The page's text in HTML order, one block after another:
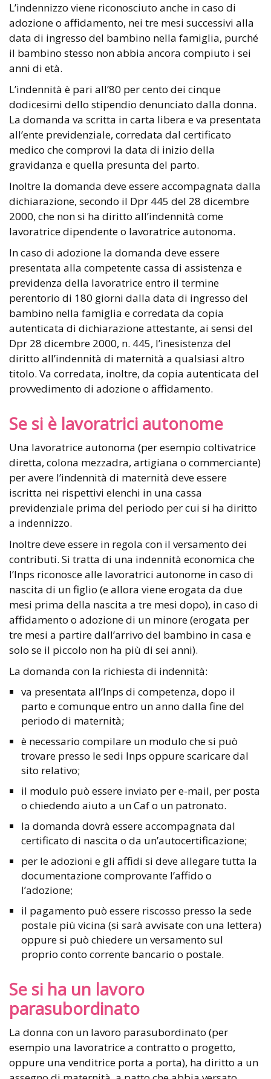
L’indennizzo viene riconosciuto anche in caso di
adozione o affidamento, nei tre mesi successivi alla
data di ingresso del bambino nella famiglia, purché
il bambino stesso non abbia ancora compiuto i sei
anni di età.
L’indennità è pari all’80 per cento dei cinque
dodicesimi dello stipendio denunciato dalla donna.
La domanda va scritta in carta libera e va presentata
all’ente previdenziale, corredata dal certificato
medico che comprovi la data di inizio della
gravidanza e quella presunta del parto.
Inoltre la domanda deve essere accompagnata dalla
dichiarazione, secondo il Dpr 445 del 28 dicembre
2000, che non si ha diritto all’indennità come
lavoratrice dipendente o lavoratrice autonoma.
In caso di adozione la domanda deve essere
presentata alla competente cassa di assistenza e
previdenza della lavoratrice entro il termine
perentorio di 180 giorni dalla data di ingresso del
bambino nella famiglia e corredata da copia
autenticata di dichiarazione attestante, ai sensi del
Dpr 28 dicembre 2000, n. 445, l’inesistenza del
diritto all’indennità di maternità a qualsiasi altro
titolo. Va corredata, inoltre, da copia autenticata del
provvedimento di adozione o affidamento.
Se si è lavoratrici autonome
Una lavoratrice autonoma (per esempio coltivatrice
diretta, colona mezzadra, artigiana o commerciante)
per avere l’indennità di maternità deve essere
iscritta nei rispettivi elenchi in una cassa
previdenziale prima del periodo per cui si ha diritto
a indennizzo.
Inoltre deve essere in regola con il versamento dei
contributi. Si tratta di una indennità economica che
l’Inps riconosce alle lavoratrici autonome in caso di
nascita di un figlio (e allora viene erogata da due
mesi prima della nascita a tre mesi dopo), in caso di
affidamento o adozione di un minore (erogata per
tre mesi a partire dall’arrivo del bambino in casa e
solo se il piccolo non ha più di sei anni).
La domanda con la richiesta di indennità:
va presentata all’Inps di competenza, dopo il
parto e comunque entro un anno dalla fine del
periodo di maternità;
è necessario compilare un modulo che si può
trovare presso le sedi Inps oppure scaricare dal
sito relativo;
il modulo può essere inviato per e-mail, per posta
o chiedendo aiuto a un Caf o un patronato.
la domanda dovrà essere accompagnata dal
certificato di nascita o da un’autocertificazione;
per le adozioni e gli affidi si deve allegare tutta la
documentazione comprovante l’affido o
l’adozione;
il pagamento può essere riscosso presso la sede
postale più vicina (si sarà avvisate con una lettera)
oppure si può chiedere un versamento sul
proprio conto corrente bancario o postale.
Se si ha un lavoro
parasubordinato
La donna con un lavoro parasubordinato (per
esempio una lavoratrice a contratto o progetto,
oppure una venditrice porta a porta), ha diritto a un